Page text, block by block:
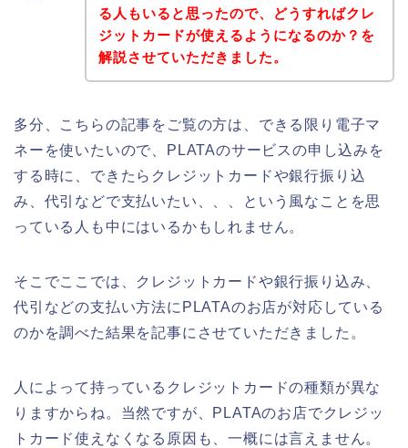
る人もいると思ったので、どうすればクレ
ジットカードが使えるようになるのか？を
解説させていただきました。
多分、こちらの記事をご覧の方は、できる限り電子マ
ネーを使いたいので、PLATAのサービスの申し込みを
する時に、できたらクレジットカードや銀行振り込
み、代引などで支払いたい、、、という風なことを思
っている人も中にはいるかもしれません。
そこでここでは、クレジットカードや銀行振り込み、
代引などの支払い方法にPLATAのお店が対応している
のかを調べた結果を記事にさせていただきました。
人によって持っているクレジットカードの種類が異な
りますからね。当然ですが、PLATAのお店でクレジッ
トカード使えなくなる原因も、一概には言えません。